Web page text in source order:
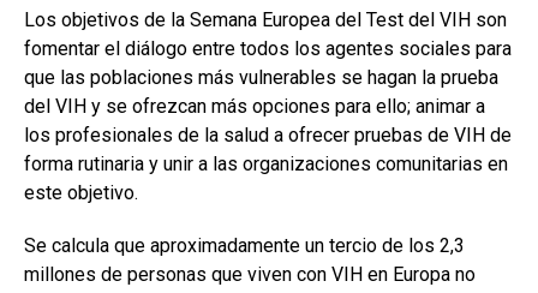
Los objetivos de la Semana Europea del Test del VIH son
fomentar el diálogo entre todos los agentes sociales para
que las poblaciones más vulnerables se hagan la prueba
del VIH y se ofrezcan más opciones para ello; animar a
los profesionales de la salud a ofrecer pruebas de VIH de
forma rutinaria y unir a las organizaciones comunitarias en
este objetivo.
Se calcula que aproximadamente un tercio de los 2,3
millones de personas que viven con VIH en Europa no